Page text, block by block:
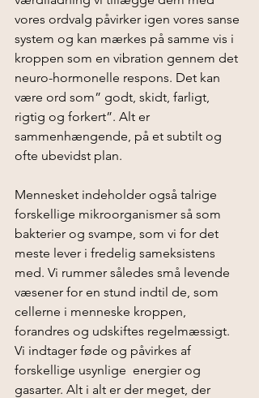
vores ordvalg påvirker igen vores sanse
system og kan mærkes på samme vis i
kroppen som en vibration gennem det
neuro-hormonelle respons. Det kan
være ord som” godt, skidt, farligt,
rigtig og forkert”. Alt er
sammenhængende, på et subtilt og
ofte ubevidst plan.
Mennesket indeholder også talrige
forskellige mikroorganismer så som
bakterier og svampe, som vi for det
meste lever i fredelig sameksistens
med. Vi rummer således små levende
væsener for en stund indtil de, som
cellerne i menneske kroppen,
forandres og udskiftes regelmæssigt.
Vi indtager føde og påvirkes af
forskellige usynlige  energier og
gasarter. Alt i alt er der meget, der